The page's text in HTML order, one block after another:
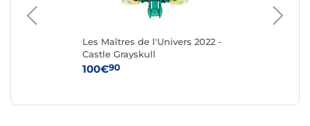
Les Maîtres de l'Univers 2022 -
Castle Grayskull
100€90